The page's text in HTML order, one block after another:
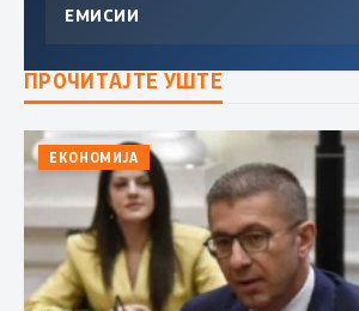
ЕМИСИИ
ПРОЧИТАЈТЕ УШТЕ
ЕКОНОМИЈА